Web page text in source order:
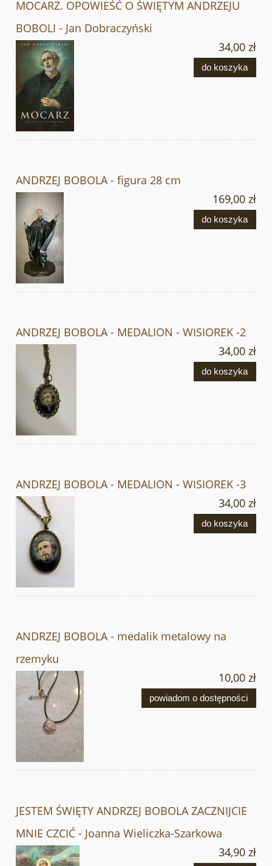
MOCARZ. OPOWIEŚĆ O ŚWIĘTYM ANDRZEJU
BOBOLI - Jan Dobraczyński
34,00 zł
do koszyka
ANDRZEJ BOBOLA - figura 28 cm
169,00 zł
do koszyka
ANDRZEJ BOBOLA - MEDALION - WISIOREK -2
34,00 zł
do koszyka
ANDRZEJ BOBOLA - MEDALION - WISIOREK -3
34,00 zł
do koszyka
ANDRZEJ BOBOLA - medalik metalowy na
rzemyku
10,00 zł
powiadom o dostępności
JESTEM ŚWIĘTY ANDRZEJ BOBOLA ZACZNIJCIE
MNIE CZCIĆ - Joanna Wieliczka-Szarkowa
34,90 zł